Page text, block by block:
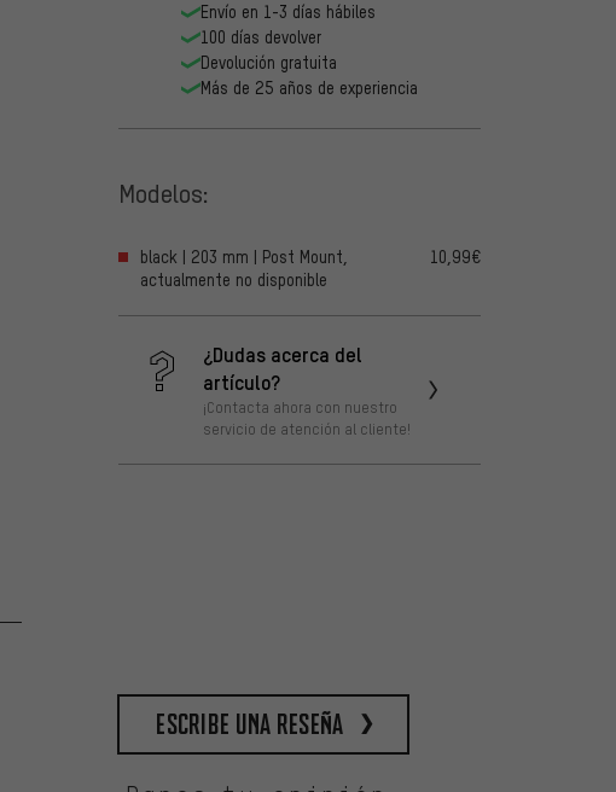
Envío en 1-3 días hábiles
100 días devolver
Devolución gratuita
Más de 25 años de experiencia
Modelos:
black | 203 mm | Post Mount,
actualmente no disponible
10,99€
¿Dudas acerca del
artículo?
¡Contacta ahora con nuestro
servicio de atención al cliente!
escribe una reseña